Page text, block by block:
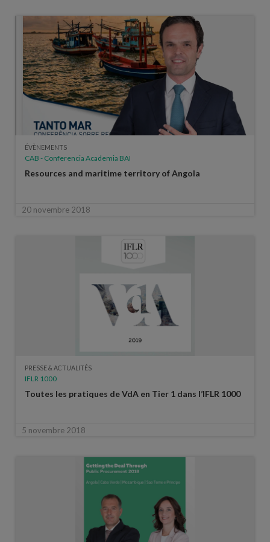
ÉVÈNEMENTS
CAB - Conferencia Academia BAI
Resources and maritime territory of Angola
20 novembre 2018
PRESSE & ACTUALITÉS
IFLR 1000
Toutes les pratiques de VdA en Tier 1 dans l’IFLR 1000
5 novembre 2018